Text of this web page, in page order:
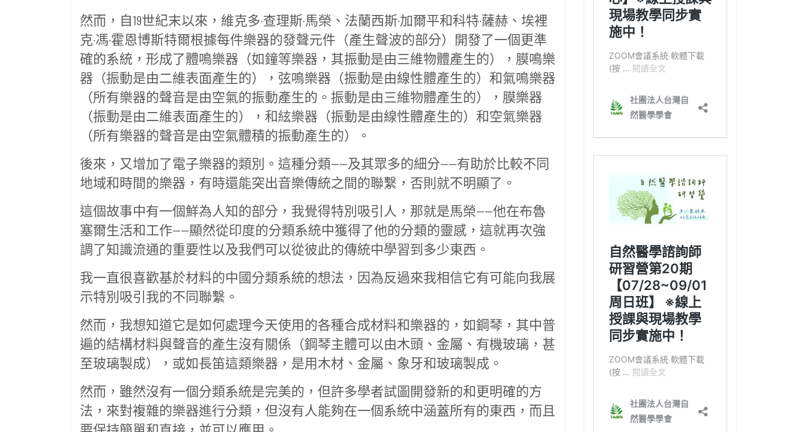
然而，自19世紀末以來，維克多·查理斯·馬榮、法蘭西斯·加爾平和科特·薩赫、埃裡
克·馮·霍恩博斯特爾根據每件樂器的發聲元件（產生聲波的部分）開發了一個更準
確的系統，形成了體鳴樂器（如鐘等樂器，其振動是由三維物體產生的），膜鳴樂
器（振動是由二維表面產生的），弦鳴樂器（振動是由線性體產生的）和氣鳴樂器
（所有樂器的聲音是由空氣的振動產生的。振動是由三維物體產生的），膜樂器
（振動是由二維表面產生的），和絃樂器（振動是由線性體產生的）和空氣樂器
（所有樂器的聲音是由空氣體積的振動產生的）。
後來，又增加了電子樂器的類別。這種分類——及其眾多的細分——有助於比較不同
地域和時間的樂器，有時還能突出音樂傳統之間的聯繫，否則就不明顯了。
這個故事中有一個鮮為人知的部分，我覺得特別吸引人，那就是馬榮——他在布魯
塞爾生活和工作——顯然從印度的分類系統中獲得了他的分類的靈感，這就再次強
調了知識流通的重要性以及我們可以從彼此的傳統中學習到多少東西。
我一直很喜歡基於材料的中國分類系統的想法，因為反過來我相信它有可能向我展
示特別吸引我的不同聯繫。
然而，我想知道它是如何處理今天使用的各種合成材料和樂器的，如鋼琴，其中普
遍的結構材料與聲音的產生沒有關係（鋼琴主體可以由木頭、金屬、有機玻璃，甚
至玻璃製成），或如長笛這類樂器，是用木材、金屬、象牙和玻璃製成。
然而，雖然沒有一個分類系統是完美的，但許多學者試圖開發新的和更明確的方
法，來對複雜的樂器進行分類，但沒有人能夠在一個系統中涵蓋所有的東西，而且